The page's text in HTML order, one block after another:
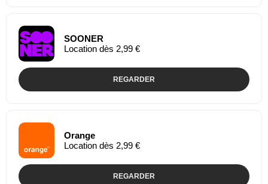
SOONER
Location dès 2,99 €
REGARDER
Orange
Location dès 2,99 €
REGARDER